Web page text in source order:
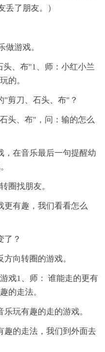
丢了朋友。）
做游戏。
头、布"1、师：小红小兰
的。
"剪刀、石头、布"？
头、布"，问：输的怎么
，在音乐最后一句提醒幼
圈找朋友。
更有趣，我们看看怎么
了？
向转圈的游戏。
戏1、师： 谁能走的更有
的走法。
玩有趣的走的游戏。
趣的走法，我们到外面去